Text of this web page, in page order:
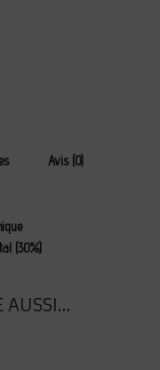
Avis (0)
(30%)
AUSSI…